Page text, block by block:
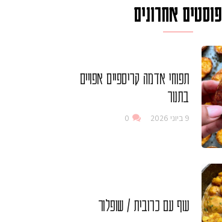
פוסטים אחרונים
תפוחי אדמה קריספיים אפויים
בתנור
9 ביוני 2026 0
עוף עם כרובית / שופלור